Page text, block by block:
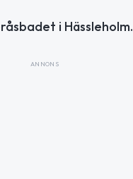
i Hässleholm.
ANNONS